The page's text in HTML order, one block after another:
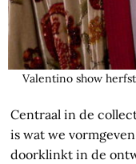
Valentino show
Centraal in de
is wat we
doorklinkt in de